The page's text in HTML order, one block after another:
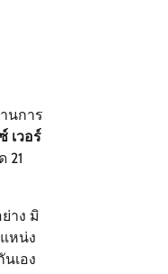
นการ
เวอร์
21
าง มิ
หน่ง
เอง